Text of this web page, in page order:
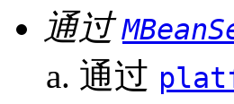
通过
通过